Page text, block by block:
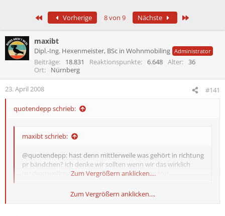
l
l
e
t
l
l
t
a
m
Erste Vorherige 8 von 9 Nächste
maxibt
Dipl.-Ing. Hexenmeister, BSc in Wohnmobiling Administrator
Beiträge 18.831 Reaktionspunkte 6.648 Alter
36
Ort
Nürnberg
23. April 2008 #141
quotendepp schrieb:
maxibt schrieb:
@quotendepp: hast denn mittlerweile was gehört in richtung
pr bändchen? ich denke wir sollten wenn wir das wirklich
machen wollen mal langsam zur tat schreiten^^ :)
Zum Vergrößern anklicken....
sorry, ich war im urlaub un hab danach gar nicht mehr dran
Zum Vergrößern anklicken....